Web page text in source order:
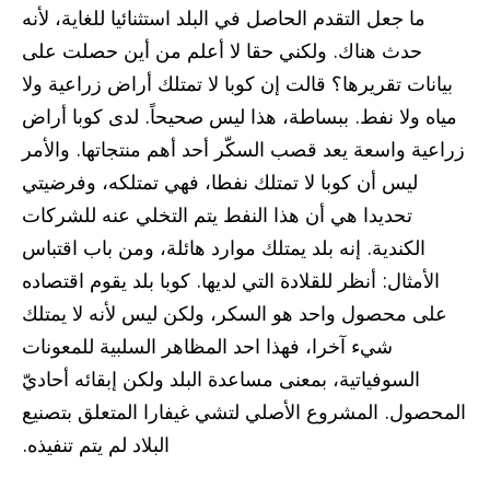
ما جعل التقدم الحاصل في البلد استثنائيا للغاية، لأنه
حدث هناك. ولكني حقا لا أعلم من أين حصلت على
بيانات تقريرها؟ قالت إن كوبا لا تمتلك أراض زراعية ولا
مياه ولا نفط. ببساطة، هذا ليس صحيحاً. لدى كوبا أراض
زراعية واسعة يعد قصب السكّر أحد أهم منتجاتها. والأمر
ليس أن كوبا لا تمتلك نفطا، فهي تمتلكه، وفرضيتي
تحديدا هي أن هذا النفط يتم التخلي عنه للشركات
الكندية. إنه بلد يمتلك موارد هائلة، ومن باب اقتباس
الأمثال: أنظر للقلادة التي لديها. كوبا بلد يقوم اقتصاده
على محصول واحد هو السكر، ولكن ليس لأنه لا يمتلك
شيء آخرا، فهذا احد المظاهر السلبية للمعونات
السوفياتية، بمعنى مساعدة البلد ولكن إبقائه أحاديّ
المحصول. المشروع الأصلي لتشي غيفارا المتعلق بتصنيع
البلاد لم يتم تنفيذه.